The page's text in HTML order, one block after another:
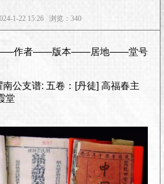
1-22 15:26 浏览：340
作者——版本——居地——堂号
公支谱: 五卷：[丹徒] 高福春主
堂